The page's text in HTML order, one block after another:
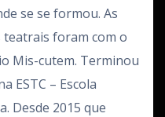
se se formou. As
foram com o
Mis-cutem. Terminou
ESTC – Escola
Desde 2015 que